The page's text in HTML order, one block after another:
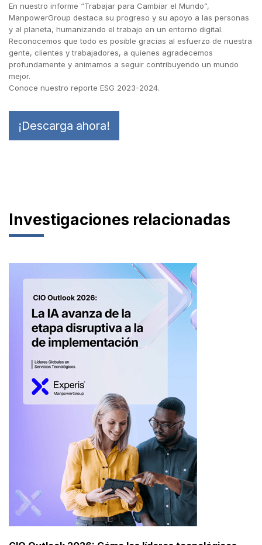
En nuestro informe “Trabajar para Cambiar el Mundo”,
ManpowerGroup destaca su progreso y su apoyo a las personas
y al planeta, humanizando el trabajo en un entorno digital.
Reconocemos que todo es posible gracias al esfuerzo de nuestra
gente, clientes y trabajadores, a quienes agradecemos
profundamente y animamos a seguir contribuyendo un mundo
mejor.
Conoce nuestro reporte ESG 2023-2024.
¡Descarga ahora!
Investigaciones relacionadas